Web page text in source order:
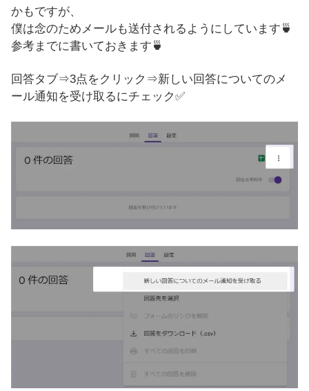
かもですが、
僕は念のためメールも送付されるようにしています🍵
参考までに書いておきます🍵
回答タブ⇒3点をクリック⇒新しい回答についてのメ
ール通知を受け取るにチェック✅